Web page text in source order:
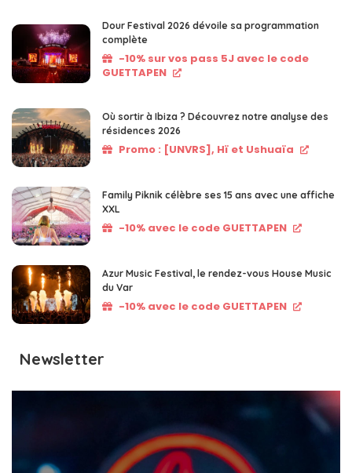
Dour Festival 2026 dévoile sa programmation
complète
-10% sur vos pass 5J avec le code
GUETTAPEN
Où sortir à Ibiza ? Découvrez notre analyse des
résidences 2026
Promo : [UNVRS], Hï et Ushuaïa
Family Piknik célèbre ses 15 ans avec une affiche
XXL
-10% avec le code GUETTAPEN
Azur Music Festival, le rendez-vous House Music
du Var
-10% avec le code GUETTAPEN
Newsletter